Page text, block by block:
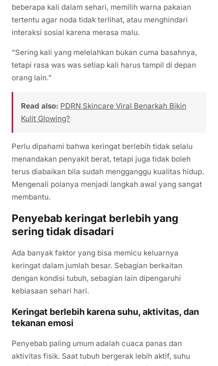
beberapa kali dalam sehari, memilih warna pakaian
tertentu agar noda tidak terlihat, atau menghindari
interaksi sosial karena merasa malu.
“Sering kali yang melelahkan bukan cuma basahnya,
tetapi rasa was was setiap kali harus tampil di depan
orang lain.”
Read also: PDRN Skincare Viral Benarkah Bikin
Kulit Glowing?
Perlu dipahami bahwa keringat berlebih tidak selalu
menandakan penyakit berat, tetapi juga tidak boleh
terus diabaikan bila sudah mengganggu kualitas hidup.
Mengenali polanya menjadi langkah awal yang sangat
membantu.
Penyebab keringat berlebih yang
sering tidak disadari
Ada banyak faktor yang bisa memicu keluarnya
keringat dalam jumlah besar. Sebagian berkaitan
dengan kondisi tubuh, sebagian lain dipengaruhi
kebiasaan sehari hari.
Keringat berlebih karena suhu, aktivitas, dan
tekanan emosi
Penyebab paling umum adalah cuaca panas dan
aktivitas fisik. Saat tubuh bergerak lebih aktif, suhu